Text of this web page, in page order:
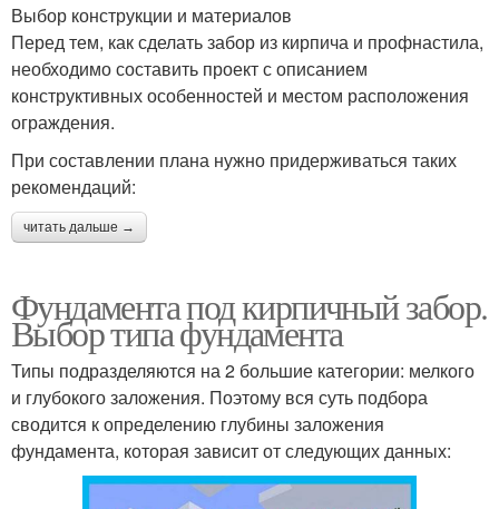
Выбор конструкции и материалов
Перед тем, как сделать забор из кирпича и профнастила,
необходимо составить проект с описанием
конструктивных особенностей и местом расположения
ограждения.
При составлении плана нужно придерживаться таких
рекомендаций:
читать дальше →
Фундамента под кирпичный забор.
Выбор типа фундамента
Типы подразделяются на 2 большие категории: мелкого
и глубокого заложения. Поэтому вся суть подбора
сводится к определению глубины заложения
фундамента, которая зависит от следующих данных: